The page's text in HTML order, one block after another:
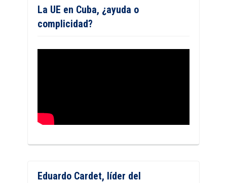
La UE en Cuba, ¿ayuda o
complicidad?
Eduardo Cardet, líder del